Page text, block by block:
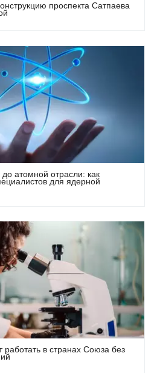
проспекта Сатпаева
атомной отрасли: как
для ядерной
в странах Союза без